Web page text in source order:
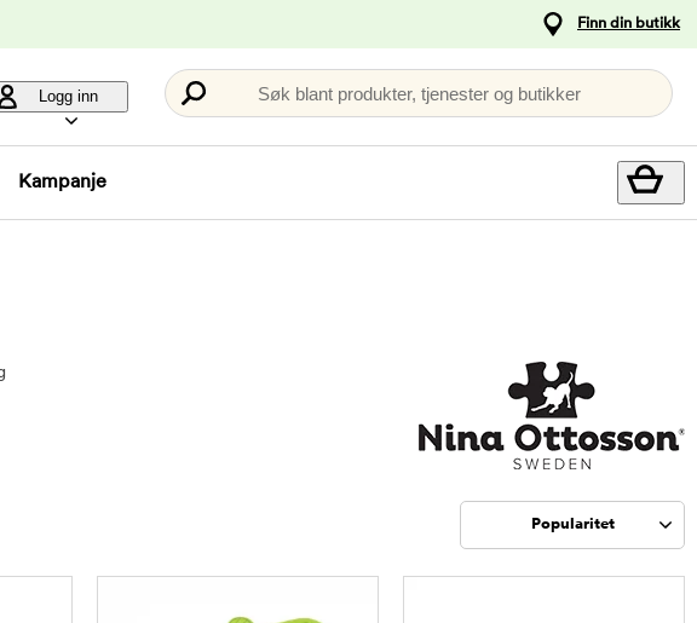
Finn din butikk
Logg inn Søk blant produkter, tjenester og butikker
Kampanje
Popularitet